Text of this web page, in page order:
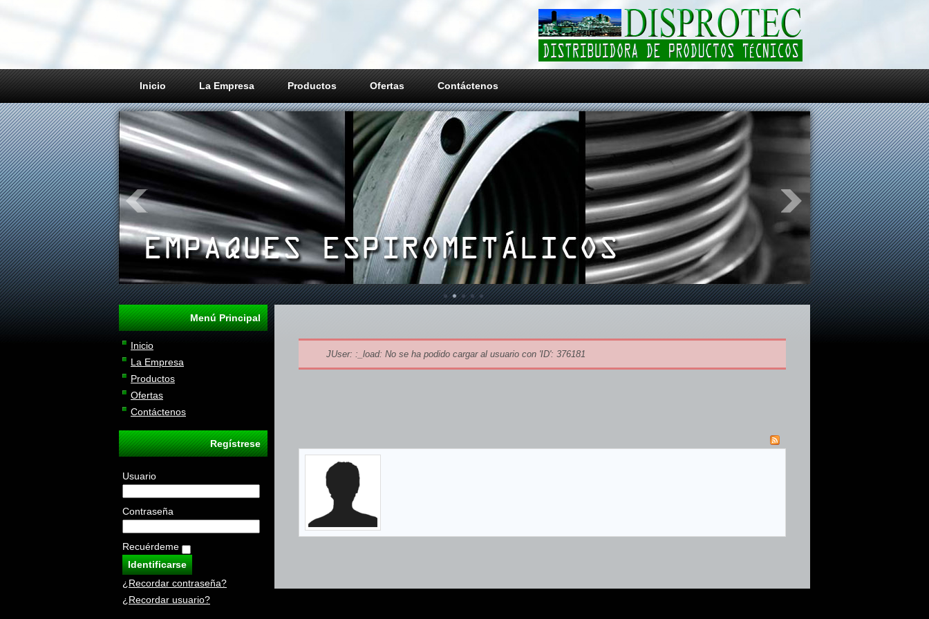
Inicio La Empresa Productos Ofertas Contáctenos
Menú Principal
Inicio
La Empresa
Productos
Ofertas
Contáctenos
Regístrese
Usuario
Contraseña
Recuérdeme
¿Recordar contraseña?
¿Recordar usuario?
JUser: :_load: No se ha podido cargar al usuario con 'ID': 376181